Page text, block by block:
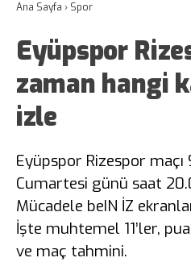
Ana Sayfa › Spor
Eyüpspor
zaman hangi
izle
Eyüpspor Rizespor maçı
Cumartesi günü saat
Mücadele beIN İZ
İşte muhtemel 11’ler,
ve maç tahmini.